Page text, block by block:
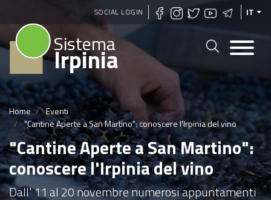
Salta
principale
SOCIAL LOGIN IT
Sistema
Irpinia
Home
Eventi
"Cantine Aperte a San Martino": conoscere l'Irpinia del vino
"Cantine Aperte a San Martino":
conoscere l'Irpinia del vino
Dall' 11 al 20 novembre numerosi appuntamenti